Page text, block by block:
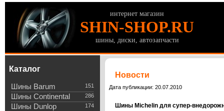
интернет магазин
SHIN-SHOP.RU
шины, диски, автозапчасти
Каталог
151
Шины Barum
286
Шины Continental
174
Шины Dunlop
Новости
Дата публикации: 20.07.2010
Шины Michelin для супер-